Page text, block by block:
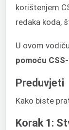
korištenjem
redaka koda,
U ovom
pomoću
Preduvjeti
Kako biste
Korak 1: